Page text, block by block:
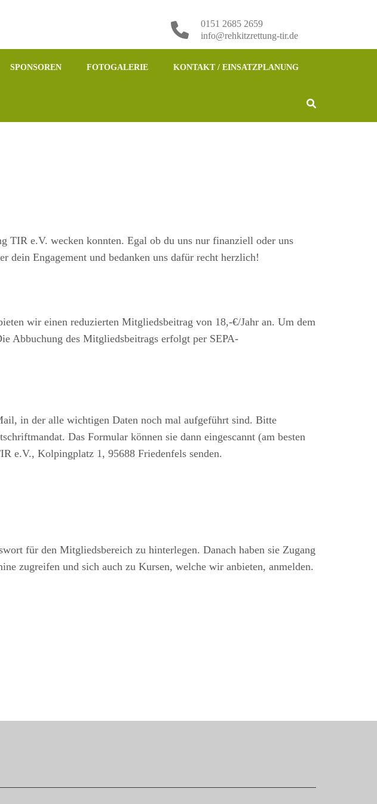
0151 2685 2659
info@rehkitzrettung-tir.de
SPONSOREN FOTOGALERIE KONTAKT / EINSATZPLANUNG
TIR e.V. wecken konnten. Egal ob du uns nur finanziell oder uns
dein Engagement und bedanken uns dafür recht herzlich!
wir einen reduzierten Mitgliedsbeitrag von 18,-€/Jahr an. Um dem
Abbuchung des Mitgliedsbeitrags erfolgt per SEPA-
in der alle wichtigen Daten noch mal aufgeführt sind. Bitte
Das Formular können sie dann eingescannt (am besten
e.V., Kolpingplatz 1, 95688 Friedenfels senden.
für den Mitgliedsbereich zu hinterlegen. Danach haben sie Zugang
zugreifen und sich auch zu Kursen, welche wir anbieten, anmelden.